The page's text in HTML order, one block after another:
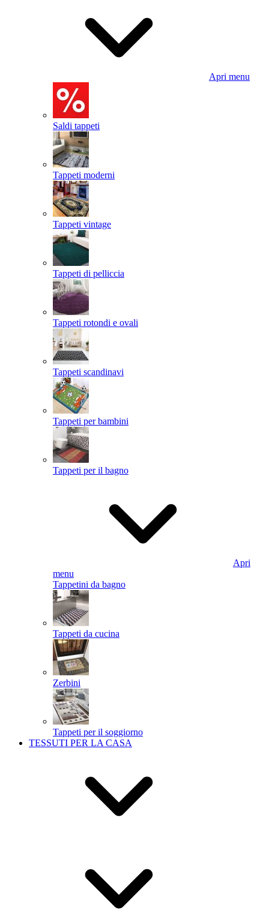
Apri menu
Saldi tappeti
Tappeti moderni
Tappeti vintage
Tappeti di pelliccia
Tappeti rotondi e ovali
Tappeti scandinavi
Tappeti per bambini
Tappeti per il bagno
Apri
menu
Tappetini da bagno
Tappeti da cucina
Zerbini
Tappeti per il soggiorno
TESSUTI PER LA CASA